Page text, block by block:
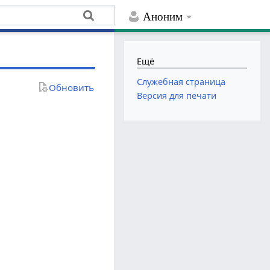
Аноним
Обновить
Ещё
Служебная страница
Версия для печати